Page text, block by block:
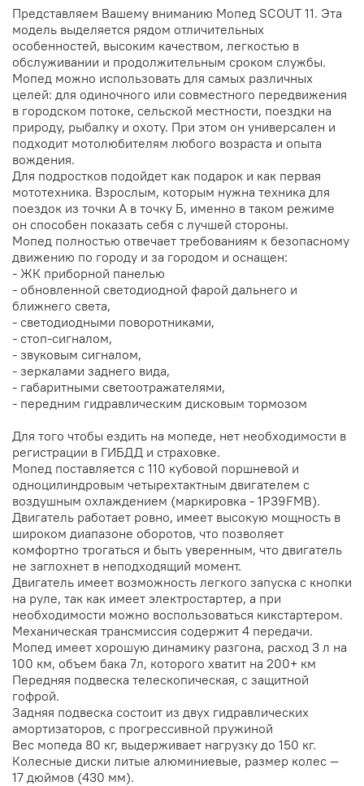
Представляем Вашему вниманию Мопед SCOUT 11. Эта
модель выделяется рядом отличительных
особенностей, высоким качеством, легкостью в
обслуживании и продолжительным сроком службы.
Мопед можно использовать для самых различных
целей: для одиночного или совместного передвижения
в городском потоке, сельской местности, поездки на
природу, рыбалку и охоту. При этом он универсален и
подходит мотолюбителям любого возраста и опыта
вождения.
Для подростков подойдет как подарок и как первая
мототехника. Взрослым, которым нужна техника для
поездок из точки А в точку Б, именно в таком режиме
он способен показать себя с лучшей стороны.
Мопед полностью отвечает требованиям к безопасному
движению по городу и за городом и оснащен:
- ЖК приборной панелью
- обновленной светодиодной фарой дальнего и
ближнего света,
- светодиодными поворотниками,
- стоп-сигналом,
- звуковым сигналом,
- зеркалами заднего вида,
- габаритными светоотражателями,
- передним гидравлическим дисковым тормозом
Для того чтобы ездить на мопеде, нет необходимости в
регистрации в ГИБДД и страховке.
Мопед поставляется с 110 кубовой поршневой и
одноцилиндровым четырехтактным двигателем с
воздушным охлаждением (маркировка - 1P39FMB).
Двигатель работает ровно, имеет высокую мощность в
широком диапазоне оборотов, что позволяет
комфортно трогаться и быть уверенным, что двигатель
не заглохнет в неподходящий момент.
Двигатель имеет возможность легкого запуска с кнопки
на руле, так как имеет электростартер, а при
необходимости можно воспользоваться кикстартером.
Механическая трансмиссия содержит 4 передачи.
Мопед имеет хорошую динамику разгона, расход 3 л на
100 км, объем бака 7л, которого хватит на 200+ км
Передняя подвеска телескопическая, с защитной
гофрой.
Задняя подвеска состоит из двух гидравлических
амортизаторов, с прогрессивной пружиной
Вес мопеда 80 кг, выдерживает нагрузку до 150 кг.
Колесные диски литые алюминиевые, размер колес —
17 дюймов (430 мм).